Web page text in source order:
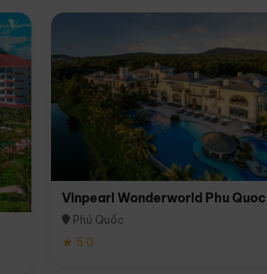
Vinpearl Wonderworld Phu Quoc
Phú Quốc
★ 5.0